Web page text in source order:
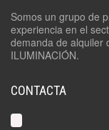
Somos un grupo de
experiencia en el
demanda de alquiler
ILUMINACIÓN.
CONTACTA